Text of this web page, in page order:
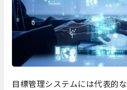
目標管理システムには代表的